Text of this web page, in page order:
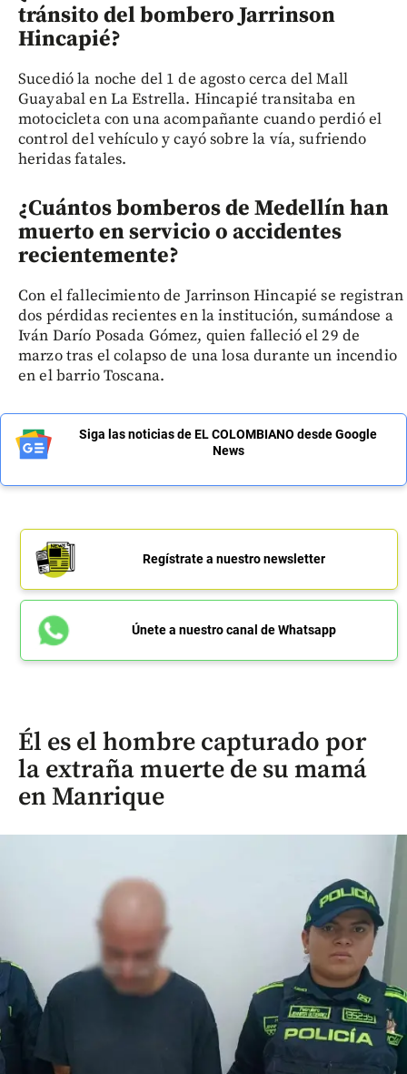
tránsito del bombero Jarrinson
Hincapié?
Sucedió la noche del 1 de agosto cerca del Mall
Guayabal en La Estrella. Hincapié transitaba en
motocicleta con una acompañante cuando perdió el
control del vehículo y cayó sobre la vía, sufriendo
heridas fatales.
¿Cuántos bomberos de Medellín han
muerto en servicio o accidentes
recientemente?
Con el fallecimiento de Jarrinson Hincapié se registran
dos pérdidas recientes en la institución, sumándose a
Iván Darío Posada Gómez, quien falleció el 29 de
marzo tras el colapso de una losa durante un incendio
en el barrio Toscana.
Siga las noticias de EL COLOMBIANO desde Google
News
Regístrate a nuestro newsletter
Únete a nuestro canal de Whatsapp
Él es el hombre capturado por
la extraña muerte de su mamá
en Manrique